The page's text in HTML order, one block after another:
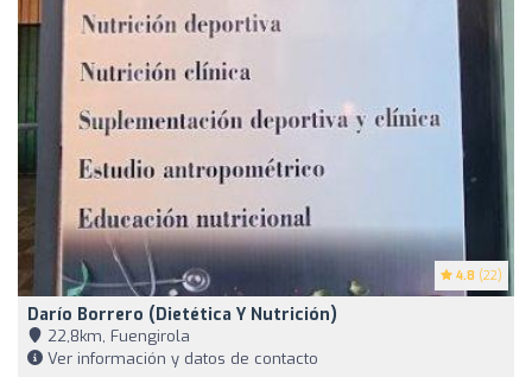
4.8 (22)
Darío Borrero (Dietética Y Nutrición)
22,8km, Fuengirola
Ver información y datos de contacto